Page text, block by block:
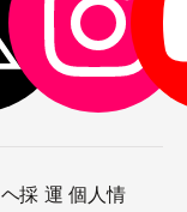
ヘ採 運 個人情